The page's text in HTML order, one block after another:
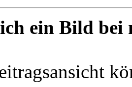
ein Bild bei